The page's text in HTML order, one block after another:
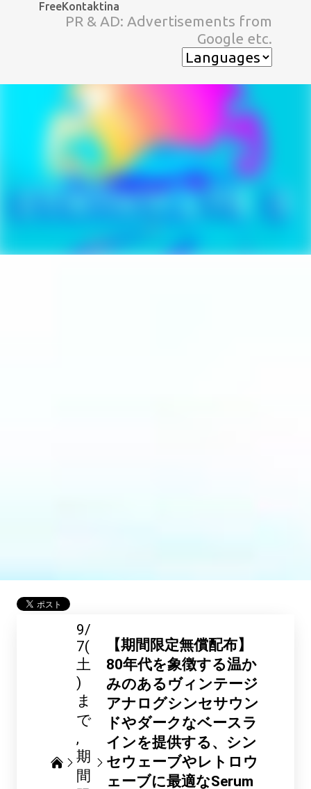
スキップしてメイン コンテンツに移動
FreeKontaktina
PR & AD: Advertisements from
Google etc.
9/
7(
土
)
ま
で
期
間
【期間限定無償配布】
80年代を象徴する温か
みのあるヴィンテージ
アナログシンセサウン
ドやダークなベースラ
インを提供する、シン
セウェーブやレトロウ
ェーブに最適なSerum